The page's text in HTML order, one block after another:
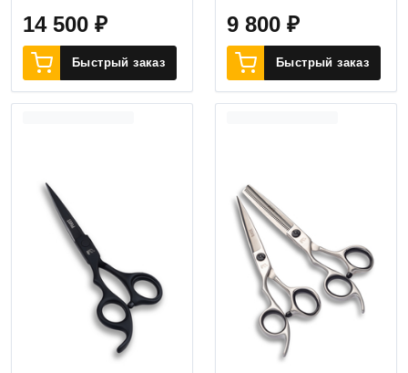
14 500 ₽
Быстрый заказ
9 800 ₽
Быстрый заказ